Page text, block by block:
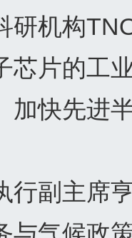
研机构
芯片的工
加快先进
行副主席